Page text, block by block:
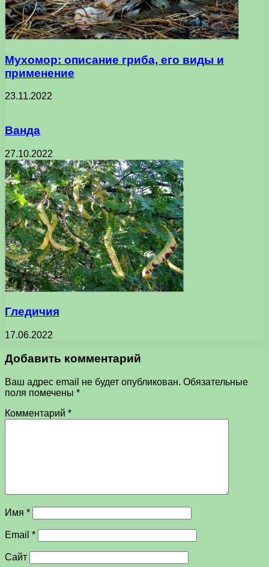
Мухомор: описание гриба, его виды и
применение
23.11.2022
Ванда
27.10.2022
Гледичия
17.06.2022
Добавить комментарий
Ваш адрес email не будет опубликован. Обязательные
поля помечены *
Комментарий *
Имя *
Email *
Сайт